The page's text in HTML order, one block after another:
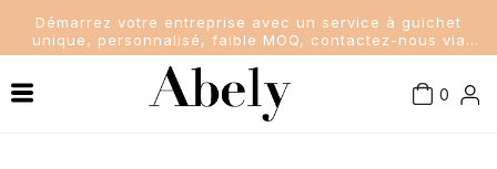
Démarrez votre entreprise avec un service à guichet
unique, personnalisé, faible MOQ, contactez-nous via
sales@abelyfashion.com
0
Maillots de bain femme
Connaissance de l'industrie